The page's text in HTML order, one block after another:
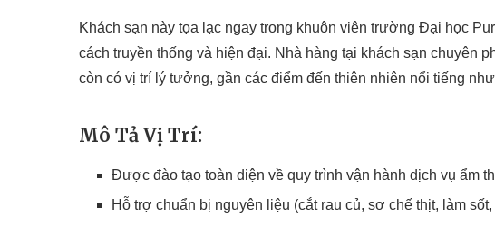
Khách sạn này tọa lạc ngay trong khuôn viên trường Đại học
cách truyền thống và hiện đại. Nhà hàng tại khách sạn chuyên
còn có vị trí lý tưởng, gần các điểm đến thiên nhiên nổi tiếng
Mô Tả Vị Trí:
Được đào tạo toàn diện về quy trình vận hành dịch vụ ẩm
Hỗ trợ chuẩn bị nguyên liệu (cắt rau củ, sơ chế thịt, làm sốt,